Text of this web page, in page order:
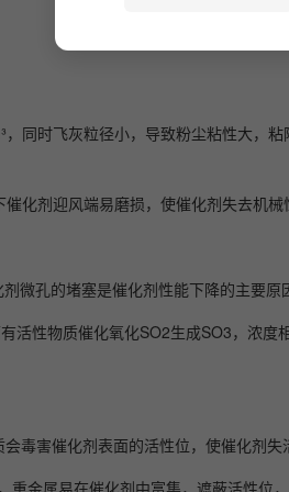
同时飞灰粒径小，导致粉尘粘性大，
化剂迎风端易磨损，使催化剂失去机械
微孔的堵塞是催化剂性能下降的主要原
活性物质催化氧化SO2生成SO3，浓
毒害催化剂表面的活性位，使催化剂失
金属易在催化剂中富集，遮蔽活性位，